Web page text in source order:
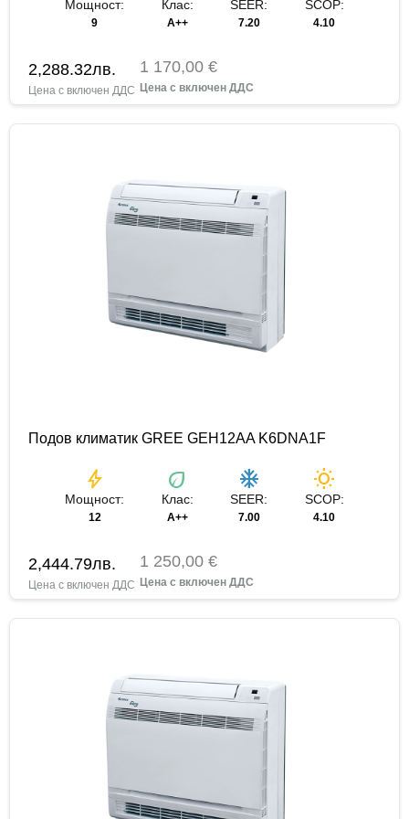
Мощност:
9
Клас:
A++
SEER:
7.20
SCOP:
4.10
2,288.32лв. 1 170,00 €
Подов климатик GREE GEH12AA K6DNA1F
bolt
Мощност:
12
eco
Клас:
A++
ac_unit
SEER:
7.00
wb_sunny
SCOP:
4.10
2,444.79лв. 1 250,00 €